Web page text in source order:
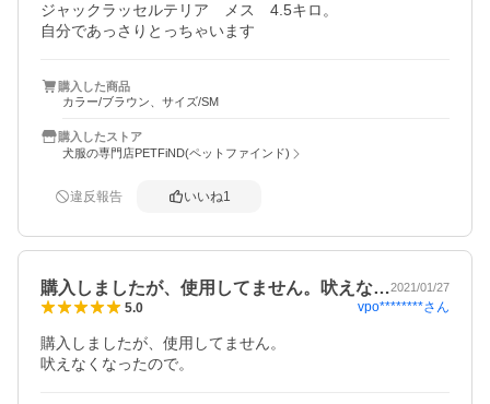
ジャックラッセルテリア　メス　4.5キロ。
自分であっさりとっちゃいます
購入した商品
カラー/ブラウン、サイズ/SM
購入したストア
犬服の専門店PETFiND(ペットファインド)
違反報告 いいね1
購入しましたが、使用してません。吠えな…2021/01/27
5.0 vpo********さん
購入しましたが、使用してません。
吠えなくなったので。